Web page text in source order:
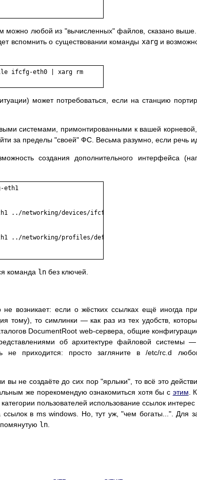
можно любой из "вычисленных" файлов, сказано
вспомнить о существовании команды xargи
ifcfg-eth0 | xarg rm
может потребоваться, если на станцию
системами, примонтированными к вашей
за пределы "своей" ФС. Весьма разумно, если речь
создания дополнительного интерфейса
eth1
../networking/devices/ifcfg-eth1
../networking/profiles/default/ifcfg-eth1
команда ln без ключей.
возникает: если о жёстких ссылках ещё иногда
тому), то симлинки — как раз из тех удобств,
DocumentRoot web-сервера, общие
об архитектуре файловой
приходится: просто загляните в /etc/rc.d
вы не создаёте до сих пор "ярлыки", то всё это
же порекомендую ознакомиться хотя бы с этим .
пользователей использование ссылок
ссылок в ms windows. Но, тут уж, "чем богаты...".
ln